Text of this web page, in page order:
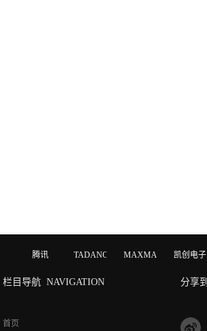
腾讯 TADANO MAXMAGIC 凯创电子
栏目导航 NAVIGATION
首页
分享到